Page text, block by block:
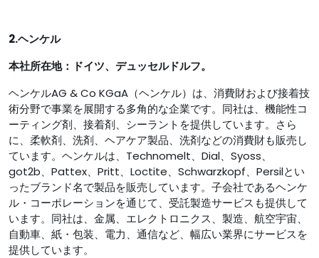
2.ヘンケル
本社所在地：ドイツ、デュッセルドルフ。
ヘンケルAG & Co KGaA（ヘンケル）は、消費財および接着技
術分野で事業を展開する多角的な企業です。同社は、機能性コ
ーティング剤、接着剤、シーラントを提供しています。さら
に、柔軟剤、洗剤、ヘアケア製品、洗剤などの消費財も販売し
ています。ヘンケルは、Technomelt、Dial、Syoss、
got2b、Pattex、Pritt、Loctite、Schwarzkopf、Persilとい
ったブランド名で製品を販売しています。子会社であるヘンケ
ル・コーポレーションを通じて、受託製造サービスも提供して
います。同社は、金属、エレクトロニクス、製造、航空宇宙、
自動車、紙・包装、電力、通信など、幅広い業界にサービスを
提供しています。